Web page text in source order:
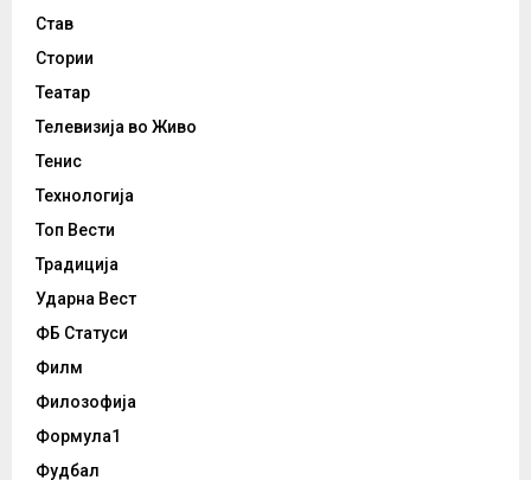
Став
Стории
Театар
Телевизија во Живо
Тенис
Технологија
Топ Вести
Традиција
Ударна Вест
ФБ Статуси
Филм
Филозофија
Формула1
Фудбал